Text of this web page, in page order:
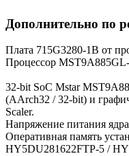
Дополнительно по
Плата 715G3280-1B от
Процессор
32-bit SoC Mstar
(AArch32 / 32-bit) и
Scaler.
Напряжение питания
Оперативная память
HY5DU281622FTP-5 /